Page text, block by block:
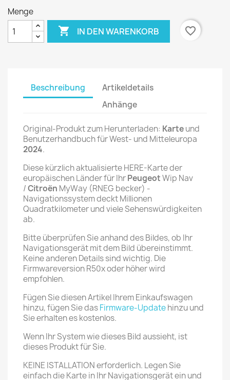
Menge
 IN DEN WARENKORB favorite_border
Beschreibung
Artikeldetails
Anhänge
Original-Produkt zum Herunterladen: Karteund
Benutzerhandbuch für West- und Mitteleuropa
2024.
Diese kürzlich aktualisierte HERE-Karte der
europäischen Länder für IhrPeugeotWip Nav
/Citroën MyWay (RNEG becker) -
Navigationssystem deckt Millionen
Quadratkilometer und viele Sehenswürdigkeiten
ab.
Bitte überprüfen Sie anhand des Bildes, ob Ihr
Navigationsgerät mit dem Bild übereinstimmt.
Keine anderen Details sind wichtig. Die
Firmwareversion R50x oder höher wird
empfohlen.
Fügen Sie diesen Artikel Ihrem Einkaufswagen
hinzu, fügen Sie dasFirmware-Updatehinzu und
Sie erhalten es kostenlos.
Wenn Ihr System wie dieses Bild aussieht, ist
dieses Produkt für Sie.
KEINE ISTALLATION erforderlich. Legen Sie
einfach die Karte in Ihr Navigationsgerät ein und